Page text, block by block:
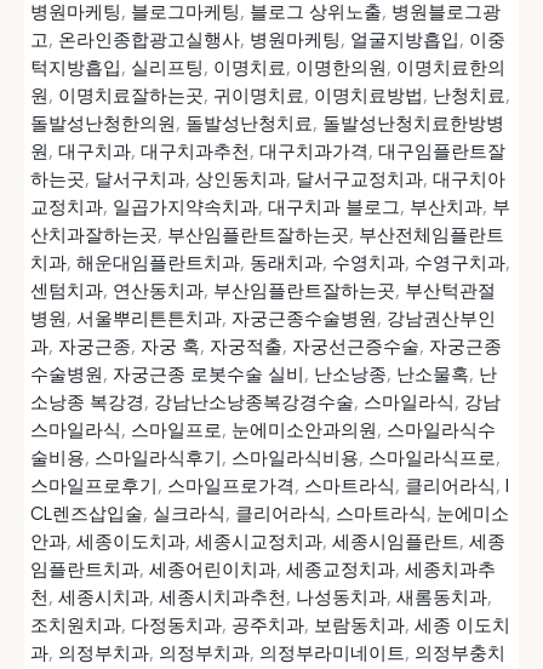
병원마케팅, 블로그마케팅, 블로그 상위노출, 병원블로그광
고, 온라인종합광고실행사, 병원마케팅, 얼굴지방흡입, 이중
턱지방흡입, 실리프팅, 이명치료, 이명한의원, 이명치료한의
원, 이명치료잘하는곳, 귀이명치료, 이명치료방법, 난청치료,
돌발성난청한의원, 돌발성난청치료, 돌발성난청치료한방병
원, 대구치과, 대구치과추천, 대구치과가격, 대구임플란트잘
하는곳, 달서구치과, 상인동치과, 달서구교정치과, 대구치아
교정치과, 일곱가지약속치과, 대구치과 블로그, 부산치과, 부
산치과잘하는곳, 부산임플란트잘하는곳, 부산전체임플란트
치과, 해운대임플란트치과, 동래치과, 수영치과, 수영구치과,
센텀치과, 연산동치과, 부산임플란트잘하는곳, 부산턱관절
병원, 서울뿌리튼튼치과, 자궁근종수술병원, 강남권산부인
과, 자궁근종, 자궁 혹, 자궁적출, 자궁선근증수술, 자궁근종
수술병원, 자궁근종 로봇수술 실비, 난소낭종, 난소물혹, 난
소낭종 복강경, 강남난소낭종복강경수술, 스마일라식, 강남
스마일라식, 스마일프로, 눈에미소안과의원, 스마일라식수
술비용, 스마일라식후기, 스마일라식비용, 스마일라식프로,
스마일프로후기, 스마일프로가격, 스마트라식, 클리어라식, I
CL렌즈삽입술, 실크라식, 클리어라식, 스마트라식, 눈에미소
안과, 세종이도치과, 세종시교정치과, 세종시임플란트, 세종
임플란트치과, 세종어린이치과, 세종교정치과, 세종치과추
천, 세종시치과, 세종시치과추천, 나성동치과, 새롬동치과,
조치원치과, 다정동치과, 공주치과, 보람동치과, 세종 이도치
과, 의정부치과, 의정부치과, 의정부라미네이트, 의정부충치